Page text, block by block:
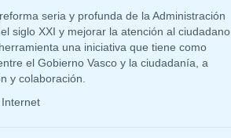
seria y profunda de la Administración
siglo XXI y mejorar la atención al ciudadano.
una iniciativa que tiene como
el Gobierno Vasco y la ciudadanía, a
y colaboración.